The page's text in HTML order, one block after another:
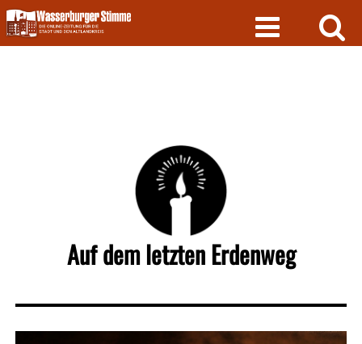
Skip
to
content
Auf dem letzten Erdenweg